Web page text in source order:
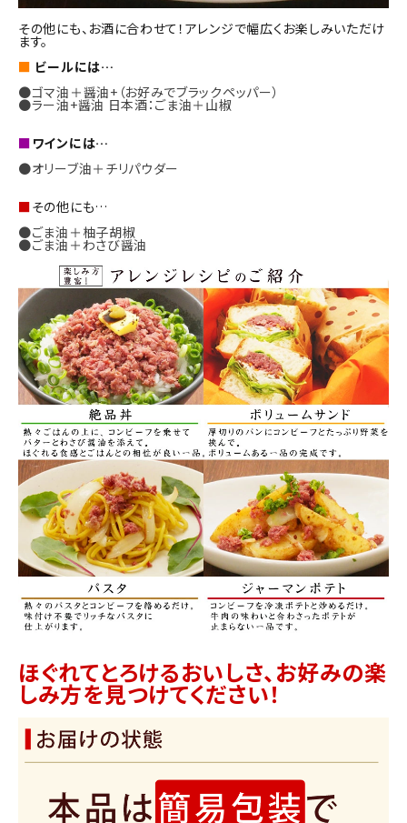
その他にも、お酒に合わせて！アレンジで幅広くお楽しみいただけ
ます。
■ ビールには…
●ゴマ油＋醤油+（お好みでブラックペッパー）
●ラー油+醤油 日本酒：ごま油＋山椒
■ ワインには…
●オリーブ油＋チリパウダー
■その他にも…
●ごま油＋柚子胡椒
●ごま油＋わさび醤油
ほぐれてとろけるおいしさ、お好みの楽
しみ方を見つけてください！